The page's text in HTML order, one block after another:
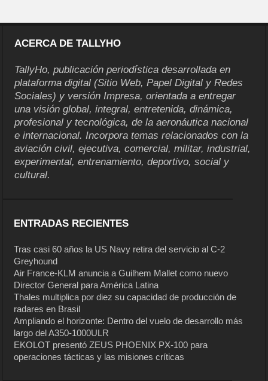
ACERCA DE TALLYHO
TallyHo, publicación periodística desarrollada en
plataforma digital (Sitio Web, Papel Digital y Redes
Sociales) y versión Impresa, orientada a entregar
una visión global, integral, entretenida, dinámica,
profesional y tecnológica, de la aeronáutica nacional
e internacional. Incorpora temas relacionados con la
aviación civil, ejecutiva, comercial, militar, industrial,
experimental, entrenamiento, deportivo, social y
cultural.
ENTRADAS RECIENTES
Tras casi 60 años la US Navy retira del servicio al C-2
Greyhound
Air France-KLM anuncia a Guilhem Mallet como nuevo
Director General para América Latina
Thales multiplica por diez su capacidad de producción de
radares en Brasil
Ampliando el horizonte: Dentro del vuelo de desarrollo más
largo del A350-1000ULR
EKOLOT presentó ZEUS PHOENIX PX-100 para
operaciones tácticas y las misiones críticas